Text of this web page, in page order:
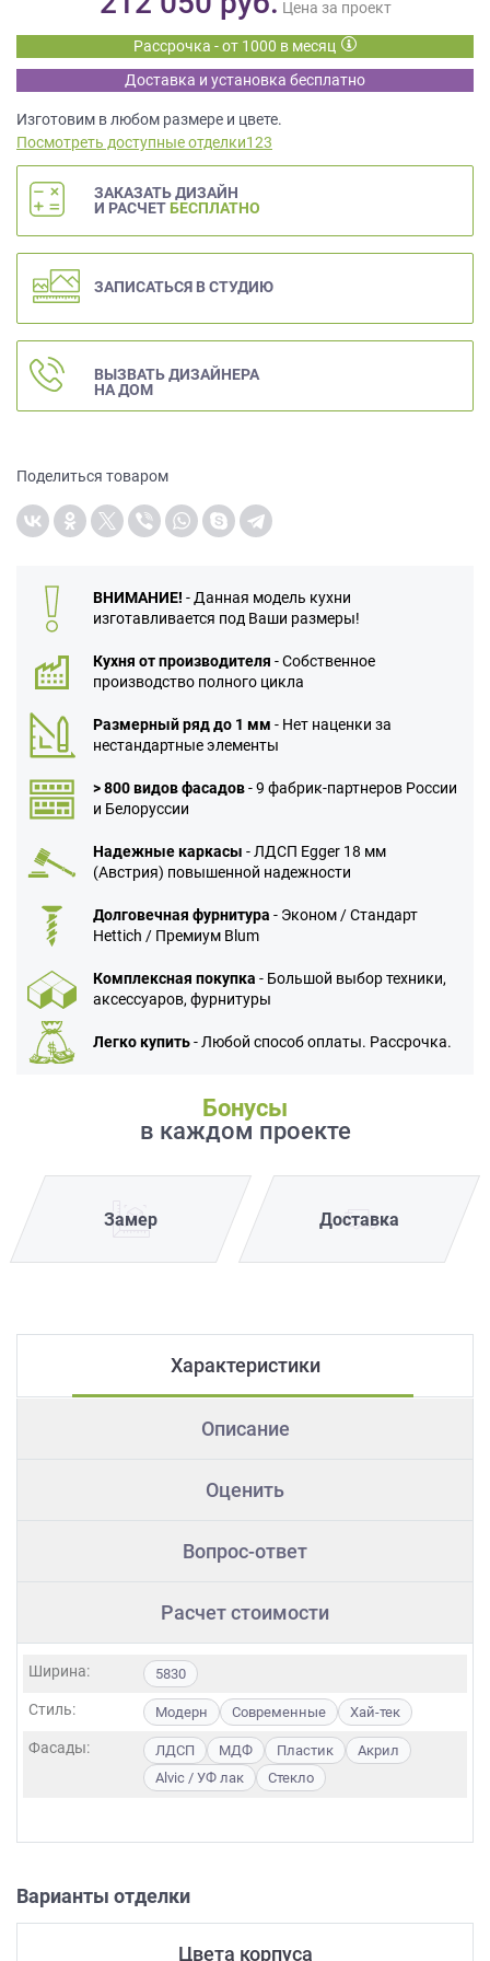
Цена за проект
Рассрочка - от 1000 в месяц
Доставка и установка бесплатно
Изготовим в любом размере и цвете.
Посмотреть доступные отделки123
ЗАКАЗАТЬ ДИЗАЙН
И РАСЧЕТ БЕСПЛАТНО
ЗАПИСАТЬСЯ В СТУДИЮ
ВЫЗВАТЬ ДИЗАЙНЕРА
НА ДОМ
Поделиться товаром
ВНИМАНИЕ! - Данная модель кухни
изготавливается под Ваши размеры!
Кухня от производителя - Собственное
производство полного цикла
Размерный ряд до 1 мм - Нет наценки за
нестандартные элементы
> 800 видов фасадов- 9 фабрик-партнеров России
и Белоруссии
Надежные каркасы - ЛДСП Egger 18 мм
(Австрия) повышенной надежности
Долговечная фурнитура - Эконом / Стандарт
Hettich / Премиум Blum
Комплексная покупка - Большой выбор техники,
аксессуаров, фурнитуры
Легко купить- Любой способ оплаты. Рассрочка.
Бонусы
в каждом проекте
Замер Доставка
Характеристики
Описание
Оценить
Вопрос-ответ
Расчет стоимости
Ширина: 5830
Стиль: Модерн Современные Хай-тек
Фасады: ЛДСП МДФ Пластик
Акрил
Alvic / УФ лак
Стекло
Варианты отделки
Цвета корпуса